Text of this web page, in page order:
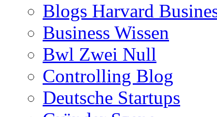
Blogs Harvard
Business Wissen
Bwl Zwei Null
Controlling Blog
Deutsche Startups